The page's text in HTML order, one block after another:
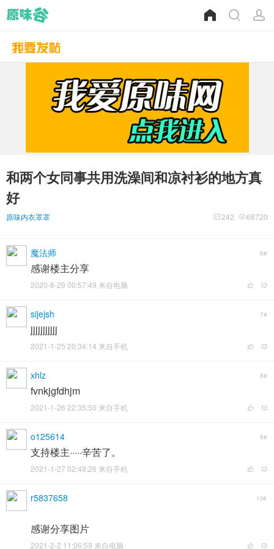
和两个女同事共用洗澡间和凉衬衫的地方真
好
原味内衣罩罩 68720
242
魔法师 6#
感谢楼主分享
2020-8-29 00:57:49 来自电脑
sijejsh 7#
jjjjjjjjjjj
2021-1-25 20:34:14 来自手机
xhlz 8#
fvnkjgfdhjm
2021-1-26 22:35:50 来自手机
o125614 9#
支持楼主·····辛苦了。
2021-1-27 02:48:26 来自手机
r5837658 10#
感谢分享图片
2021-2-2 11:06:59 来自电脑